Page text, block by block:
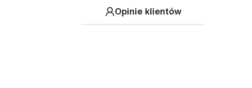
Opinie klientów